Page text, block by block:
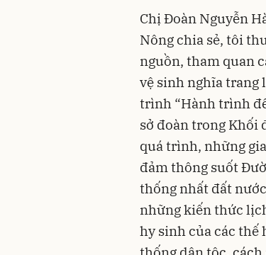
Chị Đoàn Nguyễn
Nông chia sẻ, tôi
nguồn, tham quan
vệ sinh nghĩa trang
trình “Hành trình
sở đoàn trong Khối
quá trình, những
đảm thông suốt
thống nhất đất
những kiến thức
hy sinh của các